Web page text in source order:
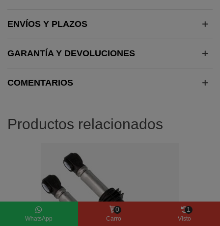
ENVÍOS Y PLAZOS
GARANTÍA Y DEVOLUCIONES
COMENTARIOS
Productos relacionados
WhatsApp Carro
0
Visto
1